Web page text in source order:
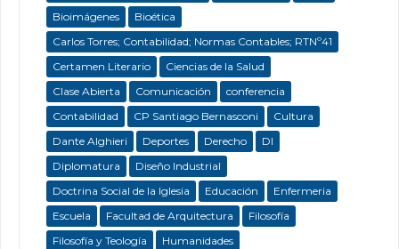
Bioimágenes
Bioética
Carlos Torres; Contabilidad; Normas Contables; RTNº41
Certamen Literario
Ciencias de la Salud
Clase Abierta
Comunicación
conferencia
Contabilidad
CP Santiago Bernasconi
Cultura
Dante Alghieri
Deportes Derecho
DI
Diplomatura
Diseño Industrial
Doctrina Social de la Iglesia
Educación
Enfermeria
Escuela
Facultad de Arquitectura
Filosofía
Filosofía y Teología
Humanidades